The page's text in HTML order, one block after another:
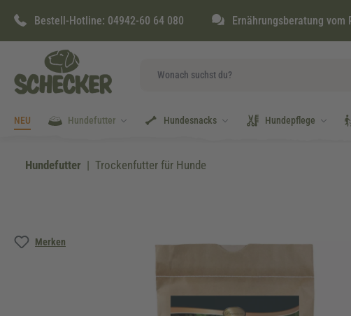
Zur Hauptnavigation springen
Bestell-Hotline: 04942-60 64 080 Ernährungsberatung vom
NEU Hundefutter Hundesnacks Hundepflege
Hundefutter Trockenfutter für Hunde
Merken
Bildergalerie überspringen